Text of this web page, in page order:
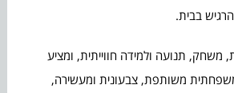
בבית.
תנועה ולמידה חווייתית, ומציע
משפחתית משותפת, צבעונית ומעשירה,